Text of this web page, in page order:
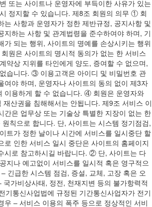
또는 사이트나 운영자에 부득이한 사유가 있는
정지할 수 있습니다. 제8조 회원의 의무 ① 회
는 사항과 운영자가 정한 제반규정, 공지사항 및
지하는 사항 및 관계법령을 준수하여야 하며, 기
가 되는 행위, 사이트의 명예를 손상시키는 행위
원은 사이트의 명시적 동의가 없는 한 서비스
약상 지위를 타인에게 양도, 증여할 수 없으며,
습니다. ③ 이용고객은 아이디 및 비밀번호 관
여야 하며, 운영자나 사이트의 동의 없이 제3자
이용하게 할 수 없습니다. ④ 회원은 운영자와
산권을 침해해서는 안됩니다. 제9조 서비스 이
은 업무상 또는 기술상 특별한 지장이 없는 한
칙으로 합니다. 단, 사이트는 시스템 정기점검,
트가 정한 날이나 시간에 서비스를 일시중단 할
로 인한 서비스 일시 중단은 사이트의 홈페이지
시로 참고하시길 바랍니다. ② 단, 사이트는 다
지나 예고없이 서비스를 일시적 혹은 영구적으
긴급한 시스템 점검, 증설, 교체, 고장 혹은 오
국가비상사태, 정전, 천재지변 등의 불가항력적
기통신사업법에 규정된 기간통신사업자가 전기
우 – 서비스 이용의 폭주 등으로 정상적인 서비